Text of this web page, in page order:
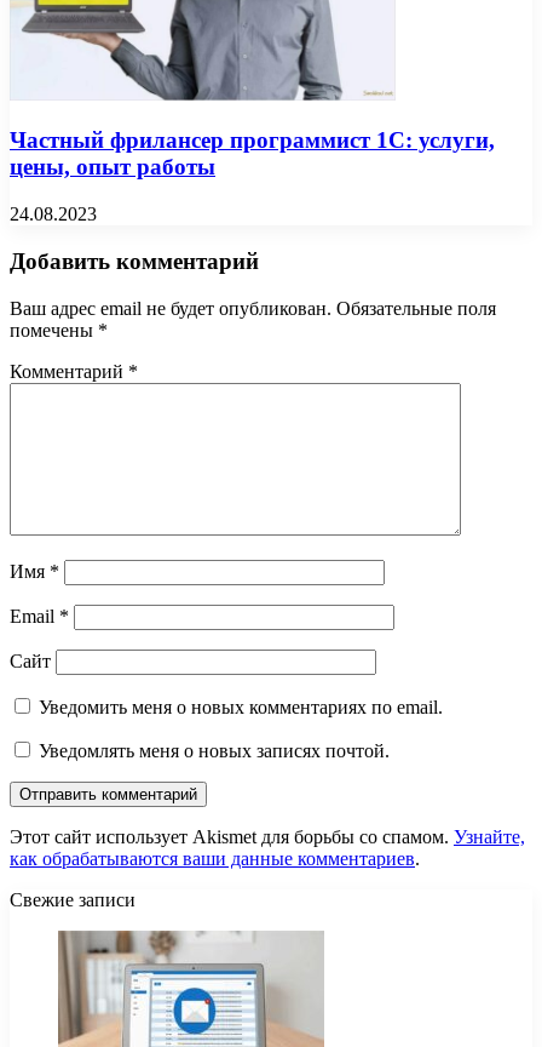
Частный фрилансер программист 1С: услуги,
цены, опыт работы
24.08.2023
Добавить комментарий
Ваш адрес email не будет опубликован. Обязательные поля
помечены *
Комментарий *
Имя *
Email *
Сайт
Уведомить меня о новых комментариях по email.
Уведомлять меня о новых записях почтой.
Этот сайт использует Akismet для борьбы со спамом. Узнайте,
как обрабатываются ваши данные комментариев.
Свежие записи